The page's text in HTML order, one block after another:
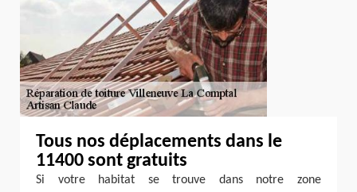
Tous nos déplacements dans le
11400 sont gratuits
Si votre habitat se trouve dans notre zone